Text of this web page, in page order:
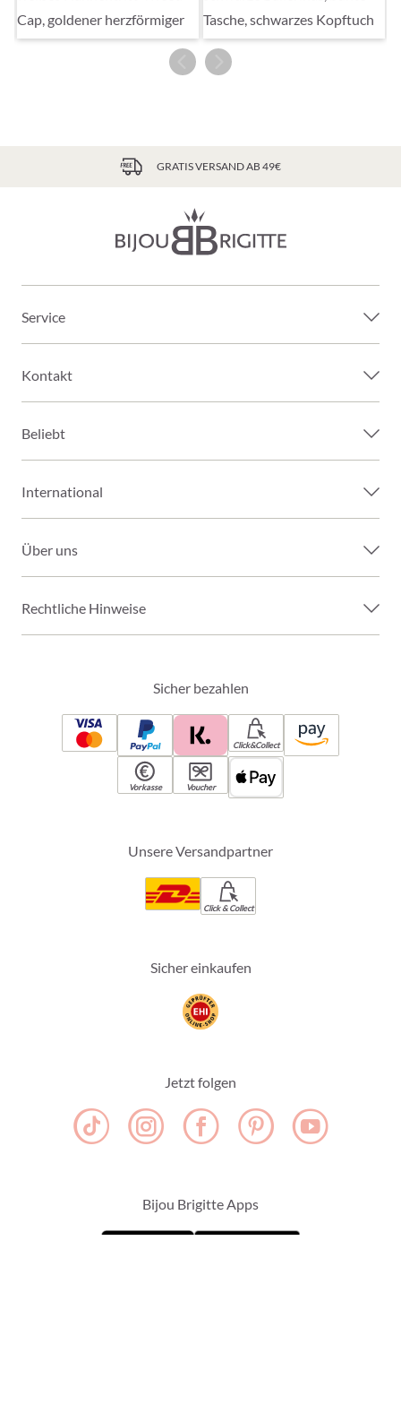
GRATIS VERSAND AB 49€
Service
Kontakt
Beliebt
International
Über uns
Rechtliche Hinweise
Sicher bezahlen
Click&Collect
Vorkasse Voucher
Unsere Versandpartner
Click & Collect
Sicher einkaufen
Jetzt folgen
Bijou Brigitte Apps